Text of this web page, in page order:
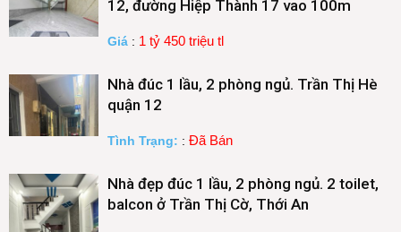
12, đường Hiệp Thành 17 vao 100m
Giá : 1 tỷ 450 triệu tl
Nhà đúc 1 lầu, 2 phòng ngủ. Trần Thị Hè
quận 12
Tình Trạng: : Đã Bán
Nhà đẹp đúc 1 lầu, 2 phòng ngủ. 2 toilet,
balcon ở Trần Thị Cờ, Thới An